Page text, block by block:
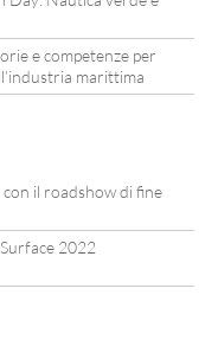
e competenze per
marittima
il roadshow di fine
2022